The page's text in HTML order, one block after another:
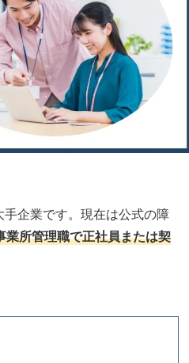
企業です。現在は公式の障
業所管理職で正社員または契